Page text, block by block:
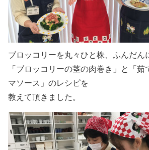
ブロッコリーを丸々ひと株、ふんだん
「ブロッコリーの茎の肉巻き」と「
マソース」のレシピを
教えて頂きました。